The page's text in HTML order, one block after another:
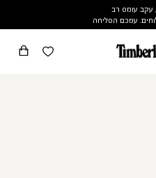
עקב עומס רב
עמכם הסליחה